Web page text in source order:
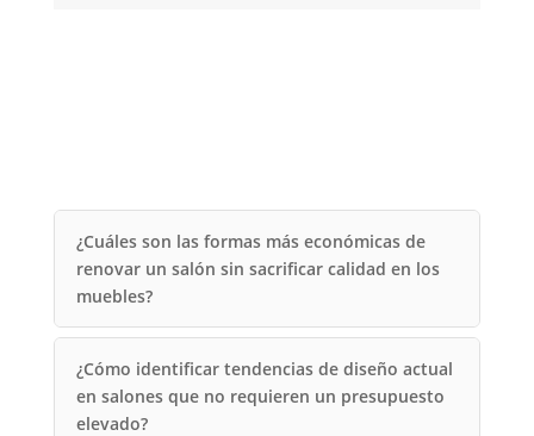
¿Cuáles son las formas más económicas de
renovar un salón sin sacrificar calidad en los
muebles?
¿Cómo identificar tendencias de diseño actual
en salones que no requieren un presupuesto
elevado?